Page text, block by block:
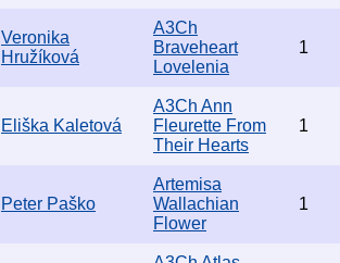
Veronika
Hružíková
A3Ch
Braveheart
Lovelenia
1
Eliška Kaletová
A3Ch Ann
Fleurette From
Their Hearts
1
Peter Paško
Artemisa
Wallachian
Flower
1